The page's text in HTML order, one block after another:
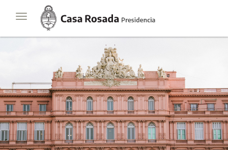
Toggle
navigation
Casa
Rosada
Presidencia
de